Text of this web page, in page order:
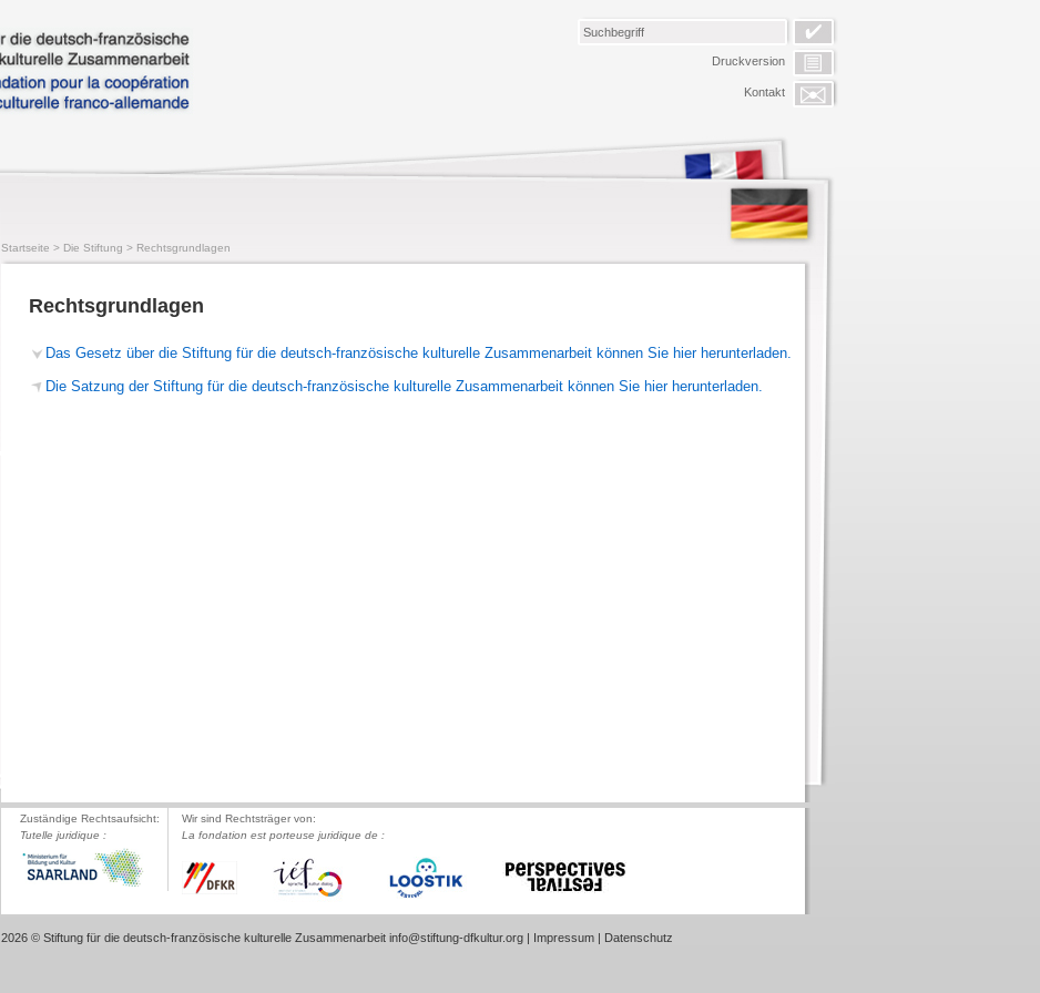
Druckversion
Kontakt
Startseite > Die Stiftung > Rechtsgrundlagen
Rechtsgrundlagen
Das Gesetz über die Stiftung für die deutsch-französische kulturelle Zusammenarbeit können Sie hier herunterladen.
Die Satzung der Stiftung für die deutsch-französische kulturelle Zusammenarbeit können Sie hier herunterladen.
Zuständige Rechtsaufsicht:
Tutelle juridique :
Wir sind Rechtsträger von:
La fondation est porteuse juridique de :
2026 © Stiftung für die deutsch-französische kulturelle Zusammenarbeit info@stiftung-dfkultur.org | Impressum | Datenschutz